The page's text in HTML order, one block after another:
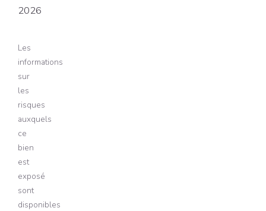
2026
Les
informations
sur
les
risques
auxquels
ce
bien
est
exposé
sont
disponibles